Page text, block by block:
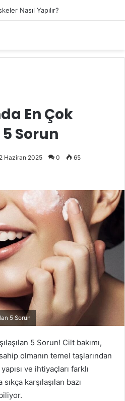
Nasıl Yapılır?
En Çok
Sorun
2 Haziran 2025 0 65
5 Sorun
5 Sorun! Cilt bakımı,
olmanın temel taşlarından
ve ihtiyaçları farklı
karşılaşılan bazı